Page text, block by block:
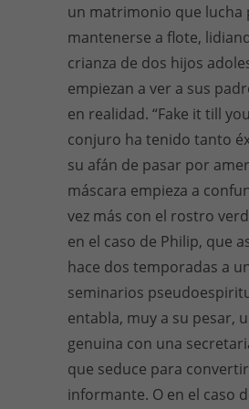
un matrimonio que lucha
mantenerse a flote,
crianza de dos hijos
empiezan a ver a sus
en realidad. “Fake it till
conjuro ha tenido tanto
su afán de pasar por
máscara empieza a
vez más con el rostro
en el caso de Philip, que
hace dos temporadas a
seminarios
entabla, muy a su pesar,
genuina con una
que seduce para
informante. O en el caso